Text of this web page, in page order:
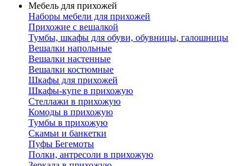
Мебель для прихожей
Наборы мебели для прихожей
Прихожие с вешалкой
Тумбы, шкафы для обуви, обувницы, галошницы
Вешалки напольные
Вешалки настенные
Вешалки костюмные
Шкафы для прихожей
Шкафы-купе в прихожую
Стеллажи в прихожую
Комоды в прихожую
Тумбы в прихожую
Скамьи и банкетки
Пуфы Бегемоты
Полки, антресоли в прихожую